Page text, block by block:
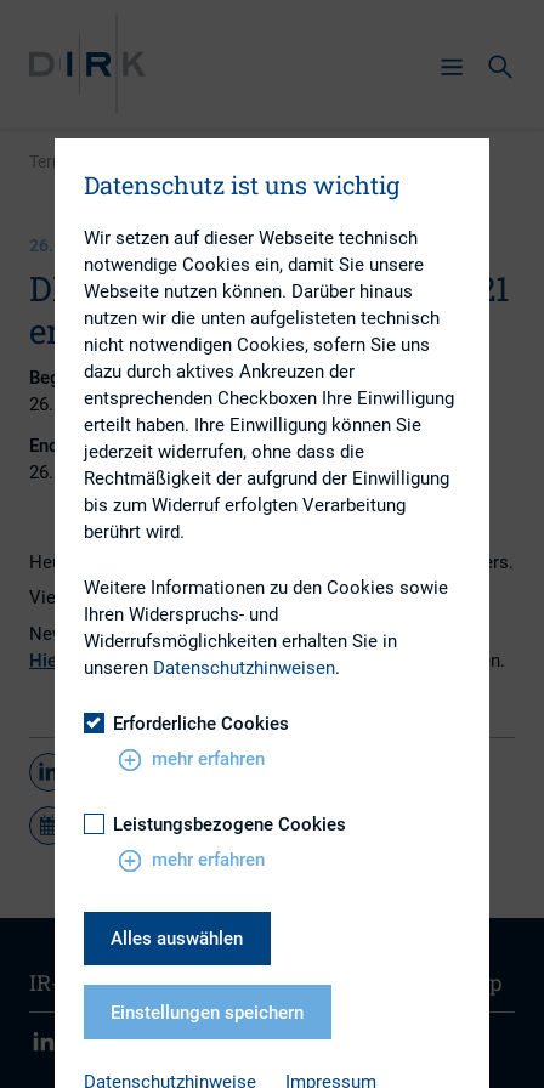
Termin
26. FEBRUAR 2021
DIRK-Newsletter Februar 2021
erscheint
Beginn:
26. Februar 2021
Ende:
26. Februar 2021
Heute erscheint die Februar-Ausgabe des DIRK-Newsletters.
Viel Spaß beim Lesen!
Newsletter noch nicht abonniert?
Hier
geht es zur Registrierung und zu vorherigen Ausgaben.
Teilen
IR-Wissen Kontakt Newsletter Sitemap
Datenschutz ist uns wichtig
Wir setzen auf dieser Webseite technisch
notwendige Cookies ein, damit Sie unsere
Webseite nutzen können. Darüber hinaus
nutzen wir die unten aufgelisteten technisch
nicht notwendigen Cookies, sofern Sie uns
dazu durch aktives Ankreuzen der
entsprechenden Checkboxen Ihre Einwilligung
erteilt haben. Ihre Einwilligung können Sie
jederzeit widerrufen, ohne dass die
Rechtmäßigkeit der aufgrund der Einwilligung
bis zum Widerruf erfolgten Verarbeitung
berührt wird.
Weitere Informationen zu den Cookies sowie
Ihren Widerspruchs- und
Widerrufsmöglichkeiten erhalten Sie in
unseren Datenschutzhinweisen.
Erforderliche Cookies
mehr erfahren
Leistungsbezogene Cookies
mehr erfahren
Alles auswählen
Einstellungen speichern
Datenschutzhinweise Impressum